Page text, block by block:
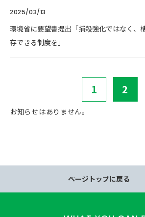
2025/03/13
環境省に要望書提出「捕殺強化ではなく、
存できる制度を」
1 2
お知らせはありません。
ページトップに戻る